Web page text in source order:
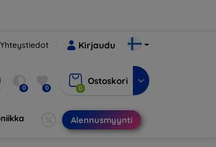
Yhteystiedot Kirjaudu
0 0 0
Ostoskori
Alennusmyynti